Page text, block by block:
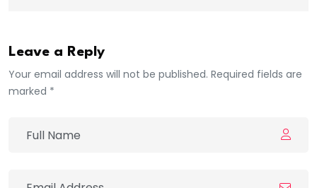
Leave a Reply
Your email address will not be published. Required fields are
marked *